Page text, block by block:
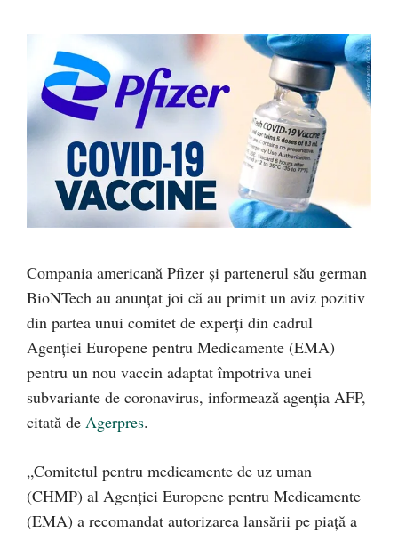
Compania americană Pfizer şi partenerul său german
BioNTech au anunţat joi că au primit un aviz pozitiv
din partea unui comitet de experţi din cadrul
Agenţiei Europene pentru Medicamente (EMA)
pentru un nou vaccin adaptat împotriva unei
subvariante de coronavirus, informează agenția AFP,
citată de Agerpres.
„Comitetul pentru medicamente de uz uman
(CHMP) al Agenţiei Europene pentru Medicamente
(EMA) a recomandat autorizarea lansării pe piaţă a